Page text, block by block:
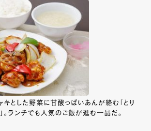
キとした野菜に甘酸っぱいあんが絡む「とり
。ランチでも人気のご飯が進む一品だ。